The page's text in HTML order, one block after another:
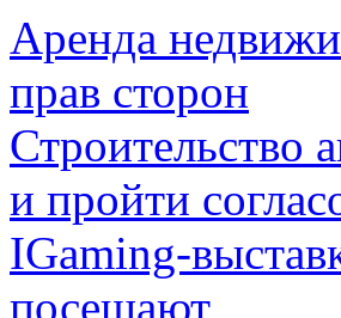
Аренда
прав сторон
Строительство
и пройти
IGaming-
посещают